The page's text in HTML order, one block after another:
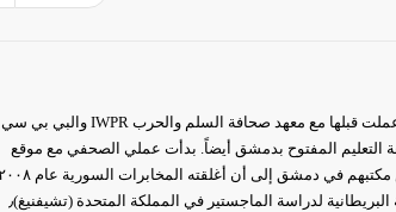
صحفية سوريّة ونسوية٫ أعمل كمستشارة تواصل ومدربة مع عدّة مؤسسات دولية، عملت قبلها مع معهد صحافة السلم والحرب IWPR والبي بي سي
التعليم المفتوح بدمشق أيضاً. بدأت عملي الصحفي مع موقع
بدأت عندها بالعمل مع جريدة الحياة. عام ٢٠١٠ حصلت على منحة من وزارة الخارجية البريطانية لدراسة الماجستير في المملكة المتحدة (تشيفنيغ)٫